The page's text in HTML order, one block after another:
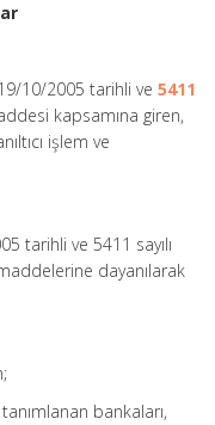
10/2005 tarihli ve 5411
kapsamına giren,
işlem ve
tarihli ve 5411 sayılı
dayanılarak
bankaları,